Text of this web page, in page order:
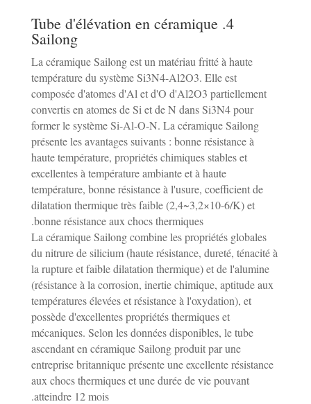
4. Tube d'élévation en céramique
Sailong
La céramique Sailong est un matériau fritté à haute
température du système Si3N4-Al2O3. Elle est
composée d'atomes d'Al et d'O d'Al2O3 partiellement
convertis en atomes de Si et de N dans Si3N4 pour
former le système Si-Al-O-N. La céramique Sailong
présente les avantages suivants : bonne résistance à
haute température, propriétés chimiques stables et
excellentes à température ambiante et à haute
température, bonne résistance à l'usure, coefficient de
dilatation thermique très faible (2,4~3,2×10-6/K) et
bonne résistance aux chocs thermiques.
La céramique Sailong combine les propriétés globales
du nitrure de silicium (haute résistance, dureté, ténacité à
la rupture et faible dilatation thermique) et de l'alumine
(résistance à la corrosion, inertie chimique, aptitude aux
températures élevées et résistance à l'oxydation), et
possède d'excellentes propriétés thermiques et
mécaniques. Selon les données disponibles, le tube
ascendant en céramique Sailong produit par une
entreprise britannique présente une excellente résistance
aux chocs thermiques et une durée de vie pouvant
atteindre 12 mois.